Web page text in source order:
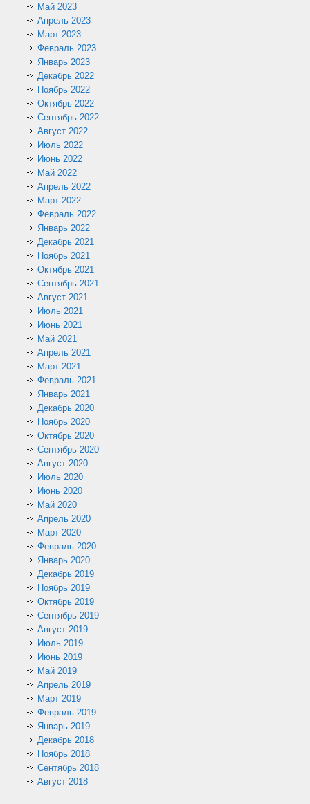
Май 2023
Апрель 2023
Март 2023
Февраль 2023
Январь 2023
Декабрь 2022
Ноябрь 2022
Октябрь 2022
Сентябрь 2022
Август 2022
Июль 2022
Июнь 2022
Май 2022
Апрель 2022
Март 2022
Февраль 2022
Январь 2022
Декабрь 2021
Ноябрь 2021
Октябрь 2021
Сентябрь 2021
Август 2021
Июль 2021
Июнь 2021
Май 2021
Апрель 2021
Март 2021
Февраль 2021
Январь 2021
Декабрь 2020
Ноябрь 2020
Октябрь 2020
Сентябрь 2020
Август 2020
Июль 2020
Июнь 2020
Май 2020
Апрель 2020
Март 2020
Февраль 2020
Январь 2020
Декабрь 2019
Ноябрь 2019
Октябрь 2019
Сентябрь 2019
Август 2019
Июль 2019
Июнь 2019
Май 2019
Апрель 2019
Март 2019
Февраль 2019
Январь 2019
Декабрь 2018
Ноябрь 2018
Сентябрь 2018
Август 2018